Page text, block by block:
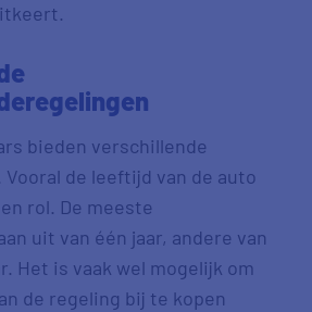
bieden verschillende
Vooral de leeftijd van de auto
rol. De meeste
uit van één jaar, andere van
Het is vaak wel mogelijk om
de regeling bij te kopen